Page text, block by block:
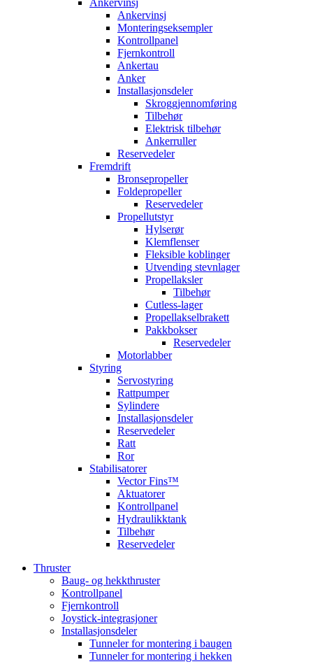
Ankervinsj
Ankervinsj
Monteringseksempler
Kontrollpanel
Fjernkontroll
Ankertau
Anker
Installasjonsdeler
Skroggjennomføring
Tilbehør
Elektrisk tilbehør
Ankerruller
Reservedeler
Fremdrift
Bronsepropeller
Foldepropeller
Reservedeler
Propellutstyr
Hylserør
Klemflenser
Fleksible koblinger
Utvending stevnlager
Propellaksler
Tilbehør
Cutless-lager
Propellakselbrakett
Pakkbokser
Reservedeler
Motorlabber
Styring
Servostyring
Rattpumper
Sylindere
Installasjonsdeler
Reservedeler
Ratt
Ror
Stabilisatorer
Vector Fins™
Aktuatorer
Kontrollpanel
Hydraulikktank
Tilbehør
Reservedeler
Thruster
Baug- og hekkthruster
Kontrollpanel
Fjernkontroll
Joystick-integrasjoner
Installasjonsdeler
Tunneler for montering i baugen
Tunneler for montering i hekken